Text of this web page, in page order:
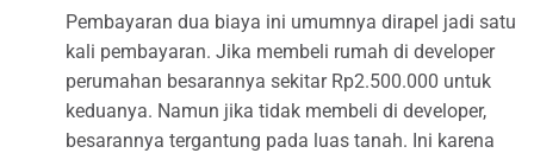
Pembayaran dua biaya ini umumnya dirapel jadi satu
kali pembayaran. Jika membeli rumah di developer
perumahan besarannya sekitar Rp2.500.000 untuk
keduanya. Namun jika tidak membeli di developer,
besarannya tergantung pada luas tanah. Ini karena